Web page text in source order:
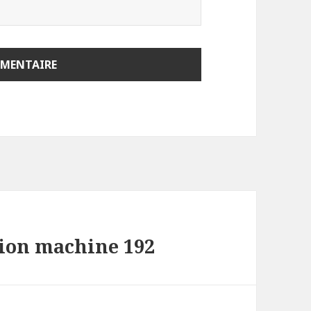
machine 192